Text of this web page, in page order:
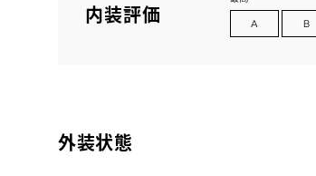
内装評価
外装状態